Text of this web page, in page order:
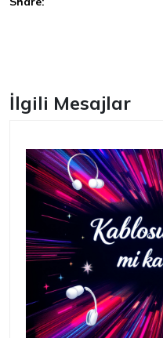
İlgili Mesajlar